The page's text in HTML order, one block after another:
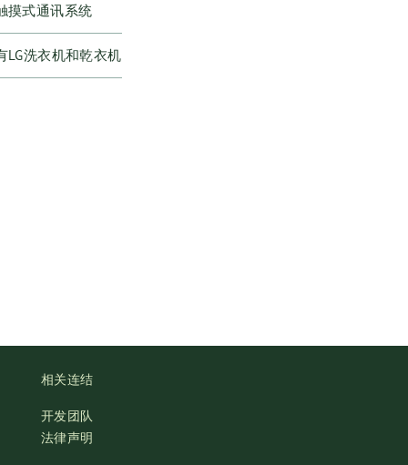
摸式通讯系统
LG洗衣机和乾衣机
相关连结
开发团队
法律声明